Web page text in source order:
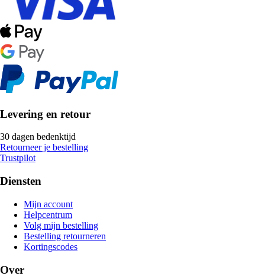
Levering en retour
30 dagen bedenktijd
Retourneer je bestelling
Trustpilot
Diensten
Mijn account
Helpcentrum
Volg mijn bestelling
Bestelling retourneren
Kortingscodes
Over